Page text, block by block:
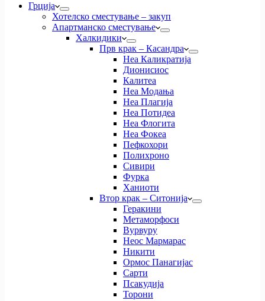
Грција
Хотелско сместување – закуп
Апартманско сместување
Халкидики
Прв крак – Касандра
Неа Каликратија
Дионисиос
Калитеа
Неа Модања
Неа Плагија
Неа Потидеа
Неа Флогита
Неа Фокеа
Пефкохори
Полихроно
Сивири
Фурка
Ханиоти
Втор крак – Ситонија
Геракини
Метаморфоси
Вурвуру
Неос Мармарас
Никити
Ормос Панагијас
Сарти
Псакудија
Торони